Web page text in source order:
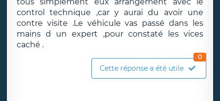
control technique ,car y aurai du avoir une
contre visite .Le véhicule vas passé dans les
mains d un expert ,pour constaté les vices
caché .
Cette réponse a été utile
0